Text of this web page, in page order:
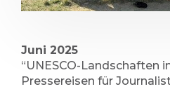
Juni 2025
“UNESCO-Landschaften
Pressereisen für